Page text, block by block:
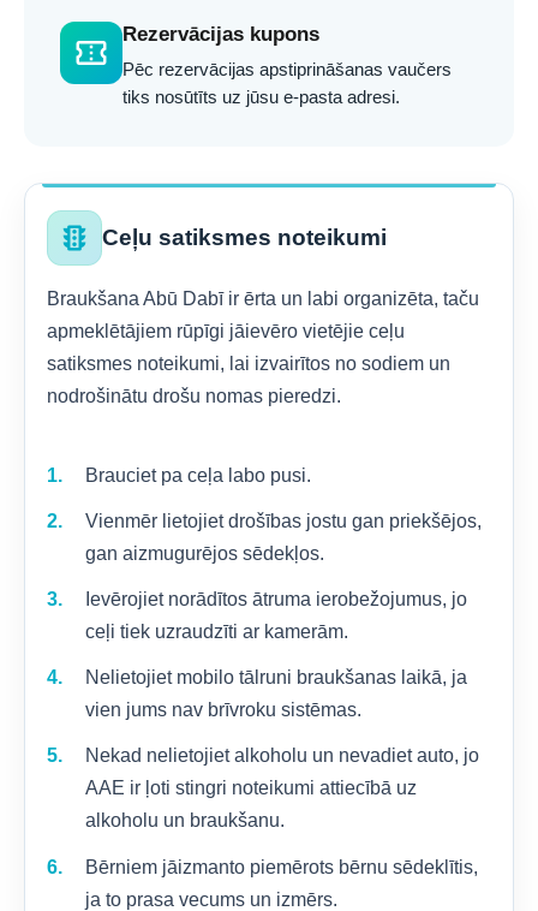
confirmation_number
Rezervācijas kupons
Pēc rezervācijas apstiprināšanas vaučers
tiks nosūtīts uz jūsu e-pasta adresi.
traffic Ceļu satiksmes noteikumi
Braukšana Abū Dabī ir ērta un labi organizēta, taču
apmeklētājiem rūpīgi jāievēro vietējie ceļu
satiksmes noteikumi, lai izvairītos no sodiem un
nodrošinātu drošu nomas pieredzi.
Brauciet pa ceļa labo pusi.
Vienmēr lietojiet drošības jostu gan priekšējos,
gan aizmugurējos sēdekļos.
Ievērojiet norādītos ātruma ierobežojumus, jo
ceļi tiek uzraudzīti ar kamerām.
Nelietojiet mobilo tālruni braukšanas laikā, ja
vien jums nav brīvroku sistēmas.
Nekad nelietojiet alkoholu un nevadiet auto, jo
AAE ir ļoti stingri noteikumi attiecībā uz
alkoholu un braukšanu.
Bērniem jāizmanto piemērots bērnu sēdeklītis,
ja to prasa vecums un izmērs.